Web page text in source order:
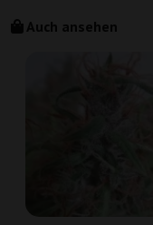
Auch ansehen